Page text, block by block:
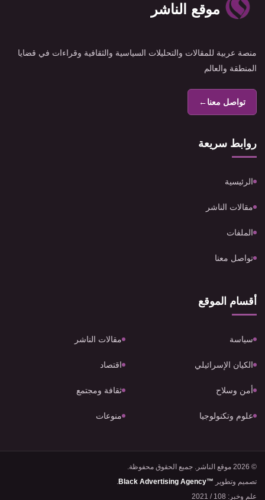
موقع الناشر
منصة عربية للمقالات والتحليلات السياسية والثقافية وقراءات في قضايا
المنطقة والعالم
تواصل معنا←
روابط سريعة
الرئيسية
مقالات الناشر
الملفات
تواصل معنا
أقسام الموقع
سياسة مقالات الناشر
الكيان الإسرائيلي اقتصاد
أمن وسلاح ثقافة ومجتمع
علوم وتكنولوجيا منوعات
© 2026 موقع الناشر. جميع الحقوق محفوظة.
تصميم وتطوير Black Advertising Agency™
.
علم وخبر: 108 / 2021